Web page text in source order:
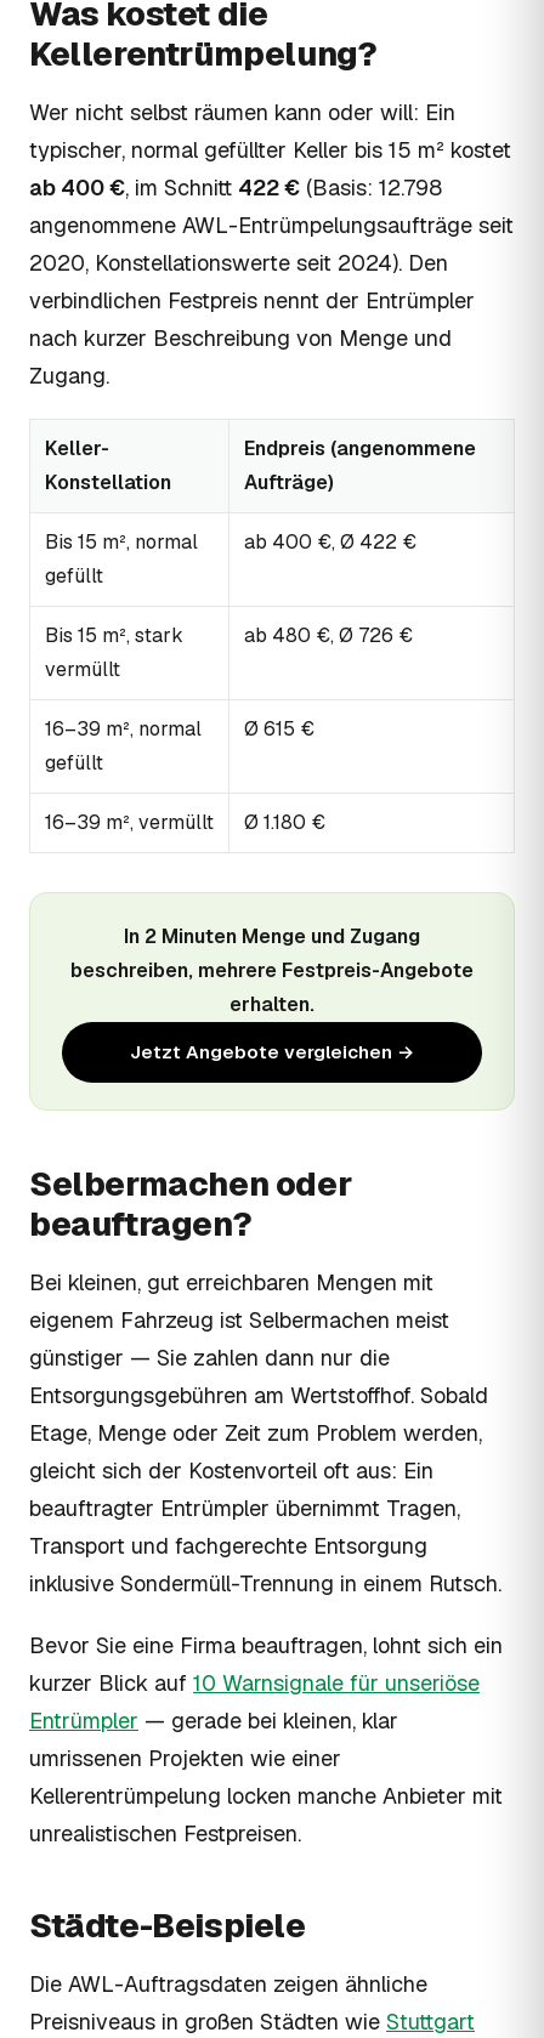
Was kostet die
Kellerentrümpelung?
Wer nicht selbst räumen kann oder will: Ein
typischer, normal gefüllter Keller bis 15 m² kostet
ab 400 €, im Schnitt 422 € (Basis: 12.798
angenommene AWL-Entrümpelungsaufträge seit
2020, Konstellationswerte seit 2024). Den
verbindlichen Festpreis nennt der Entrümpler
nach kurzer Beschreibung von Menge und
Zugang.
Keller-
Konstellation
Endpreis (angenommene
Aufträge)
Bis 15 m², normal
gefüllt
ab 400 €, Ø 422 €
Bis 15 m², stark
vermüllt
ab 480 €, Ø 726 €
16–39 m², normal
gefüllt
Ø 615 €
16–39 m², vermüllt Ø 1.180 €
In 2 Minuten Menge und Zugang
beschreiben, mehrere Festpreis-Angebote
erhalten.
Jetzt Angebote vergleichen →
Selbermachen oder
beauftragen?
Bei kleinen, gut erreichbaren Mengen mit
eigenem Fahrzeug ist Selbermachen meist
günstiger — Sie zahlen dann nur die
Entsorgungsgebühren am Wertstoffhof. Sobald
Etage, Menge oder Zeit zum Problem werden,
gleicht sich der Kostenvorteil oft aus: Ein
beauftragter Entrümpler übernimmt Tragen,
Transport und fachgerechte Entsorgung
inklusive Sondermüll-Trennung in einem Rutsch.
Bevor Sie eine Firma beauftragen, lohnt sich ein
kurzer Blick auf 10 Warnsignale für unseriöse
Entrümpler — gerade bei kleinen, klar
umrissenen Projekten wie einer
Kellerentrümpelung locken manche Anbieter mit
unrealistischen Festpreisen.
Städte-Beispiele
Die AWL-Auftragsdaten zeigen ähnliche
Preisniveaus in großen Städten wie Stuttgart